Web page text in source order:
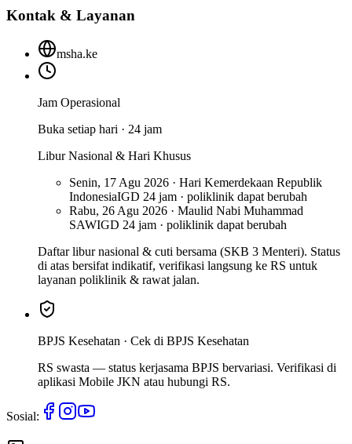
Kontak & Layanan
msha.ke
Jam Operasional
Buka setiap hari · 24 jam
Libur Nasional & Hari Khusus
Senin, 17 Agu 2026 · Hari Kemerdekaan Republik
IndonesiaIGD 24 jam · poliklinik dapat berubah
Rabu, 26 Agu 2026 · Maulid Nabi Muhammad
SAWIGD 24 jam · poliklinik dapat berubah
Daftar libur nasional & cuti bersama (SKB 3 Menteri). Status
di atas bersifat indikatif, verifikasi langsung ke RS untuk
layanan poliklinik & rawat jalan.
BPJS Kesehatan · Cek di BPJS Kesehatan
RS swasta — status kerjasama BPJS bervariasi. Verifikasi di
aplikasi Mobile JKN atau hubungi RS.
Sosial: